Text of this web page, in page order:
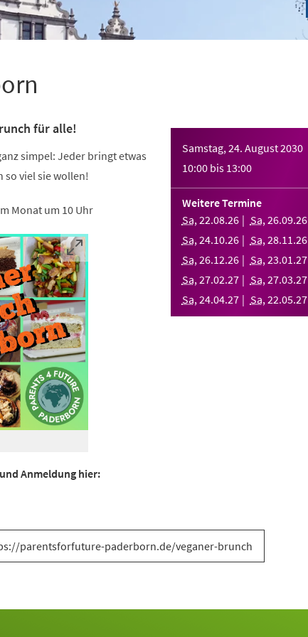
Samstag, 24. August 2030
10:00 bis 13:00
Weitere Termine
Sa,22.08.26 Sa,26.09.26
Sa,24.10.26 Sa,28.11.26
Sa,26.12.26 Sa,23.01.27
Sa,27.02.27 Sa,27.03.27
Sa,24.04.27 Sa,22.05.27
für alle!
simpel: Jeder bringt etwas
so viel sie wollen!
Monat um 10 Uhr
Anmeldung hier:
parentsforfuture-paderborn.de/veganer-brunch